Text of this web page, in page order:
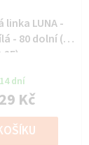
linka LUNA -
- 80 dolní (80
2F)
14 dní
Kč